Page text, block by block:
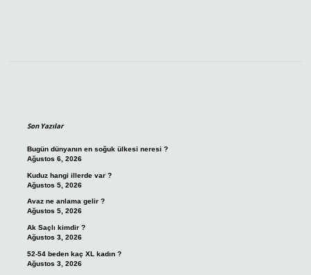
Son Yazılar
Bugün dünyanın en soğuk ülkesi neresi ?
Ağustos 6, 2026
Kuduz hangi illerde var ?
Ağustos 5, 2026
Avaz ne anlama gelir ?
Ağustos 5, 2026
Ak Saçlı kimdir ?
Ağustos 3, 2026
52-54 beden kaç XL kadın ?
Ağustos 3, 2026